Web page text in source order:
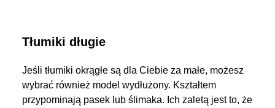
Tłumiki długie
Jeśli tłumiki okrągłe są dla Ciebie za małe, możesz
wybrać również model wydłużony. Kształtem
przypominają pasek lub ślimaka. Ich zaletą jest to, że